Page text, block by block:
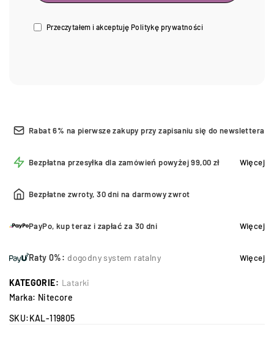
Przeczytałem i akceptuję Politykę prywatności
Rabat 6% na pierwsze zakupy przy zapisaniu się do newslettera
Bezpłatna przesyłka dla zamówień powyżej 99,00 zł Więcej
Bezpłatne zwroty, 30 dni na darmowy zwrot
PayPo, kup teraz i zapłać za 30 dni Więcej
Raty 0%: dogodny system ratalny Więcej
KATEGORIE: Latarki
Marka: Nitecore
SKU:KAL-119805